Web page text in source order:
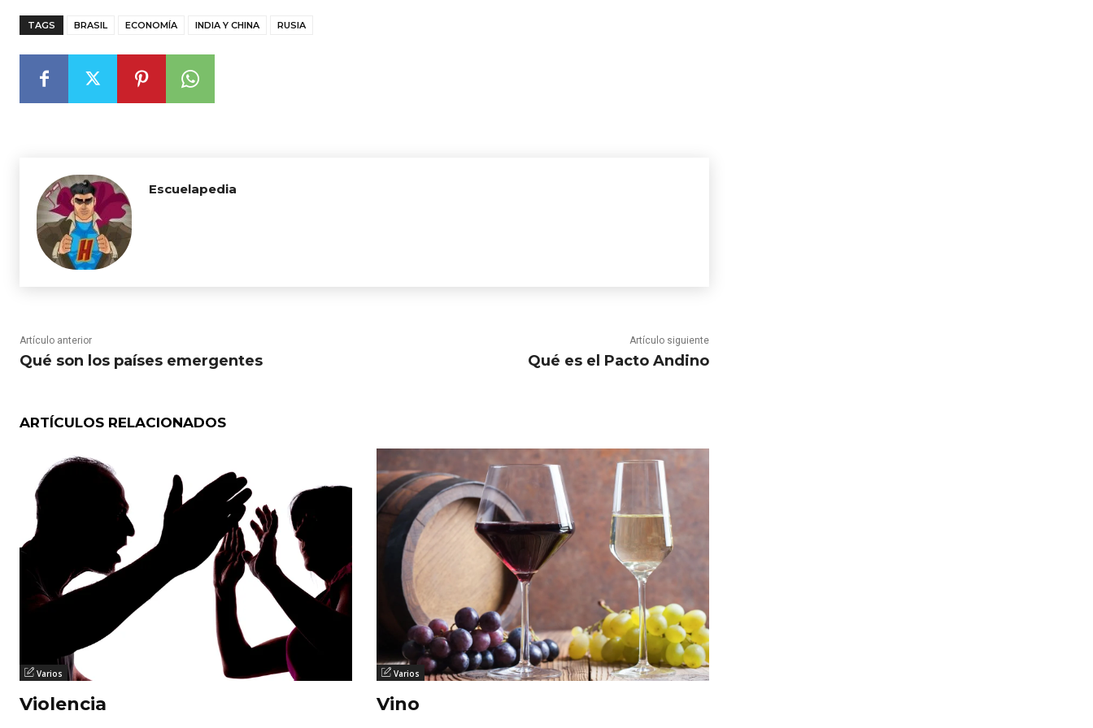
TAGS BRASIL ECONOMÍA INDIA Y CHINA RUSIA
Escuelapedia
Artículo anterior
Qué son los países emergentes
Artículo siguiente
Qué es el Pacto Andino
ARTÍCULOS RELACIONADOS
Varios
Violencia
Varios
Vino